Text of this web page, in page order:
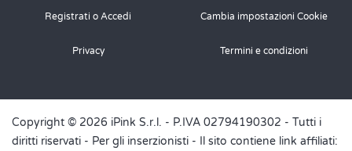
Registrati o Accedi Cambia impostazioni Cookie
Privacy Termini e condizioni
Copyright © 2026 iPink S.r.l. - P.IVA 02794190302 - Tutti i
diritti riservati - Per gli inserzionisti - Il sito contiene link affiliati: